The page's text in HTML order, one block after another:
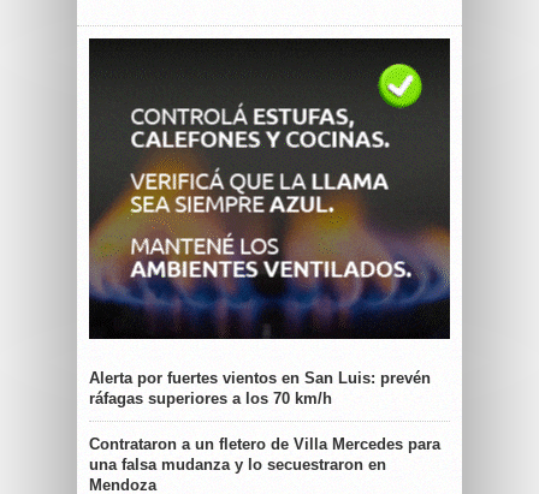
Alerta por fuertes vientos en San Luis: prevén
ráfagas superiores a los 70 km/h
Contrataron a un fletero de Villa Mercedes para
una falsa mudanza y lo secuestraron en
Mendoza